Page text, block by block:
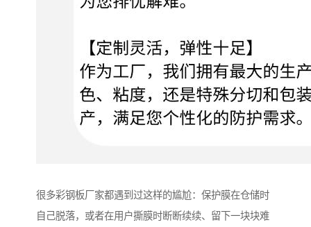
很多彩钢板厂家都遇到过这样的尴尬：保护膜在仓储时
自己脱落，或者在用户撕膜时断断续续、留下一块块难